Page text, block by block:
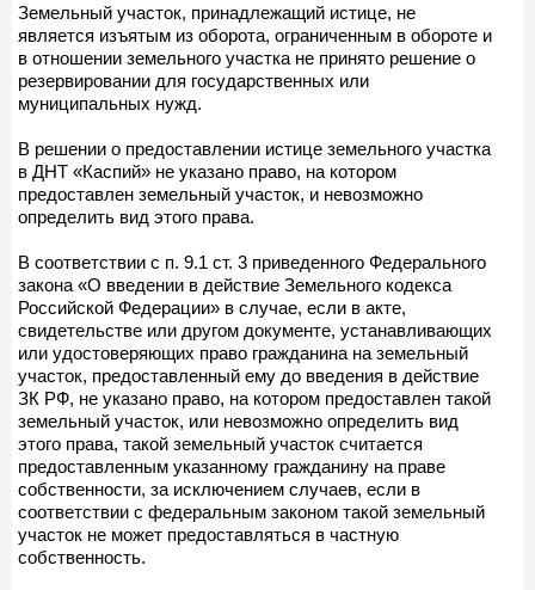
Земельный участок, принадлежащий истице, не
является изъятым из оборота, ограниченным в обороте и
в отношении земельного участка не принято решение о
резервировании для государственных или
муниципальных нужд.
В решении о предоставлении истице земельного участка
в ДНТ «Каспий» не указано право, на котором
предоставлен земельный участок, и невозможно
определить вид этого права.
В соответствии с п. 9.1 ст. 3 приведенного Федерального
закона «О введении в действие Земельного кодекса
Российской Федерации» в случае, если в акте,
свидетельстве или другом документе, устанавливающих
или удостоверяющих право гражданина на земельный
участок, предоставленный ему до введения в действие
ЗК РФ, не указано право, на котором предоставлен такой
земельный участок, или невозможно определить вид
этого права, такой земельный участок считается
предоставленным указанному гражданину на праве
собственности, за исключением случаев, если в
соответствии с федеральным законом такой земельный
участок не может предоставляться в частную
собственность.